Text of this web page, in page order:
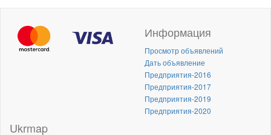
Информация
Просмотр объявлений
Дать объявление
Предприятия-2016
Предприятия-2017
Предприятия-2019
Предприятия-2020
Ukrmap